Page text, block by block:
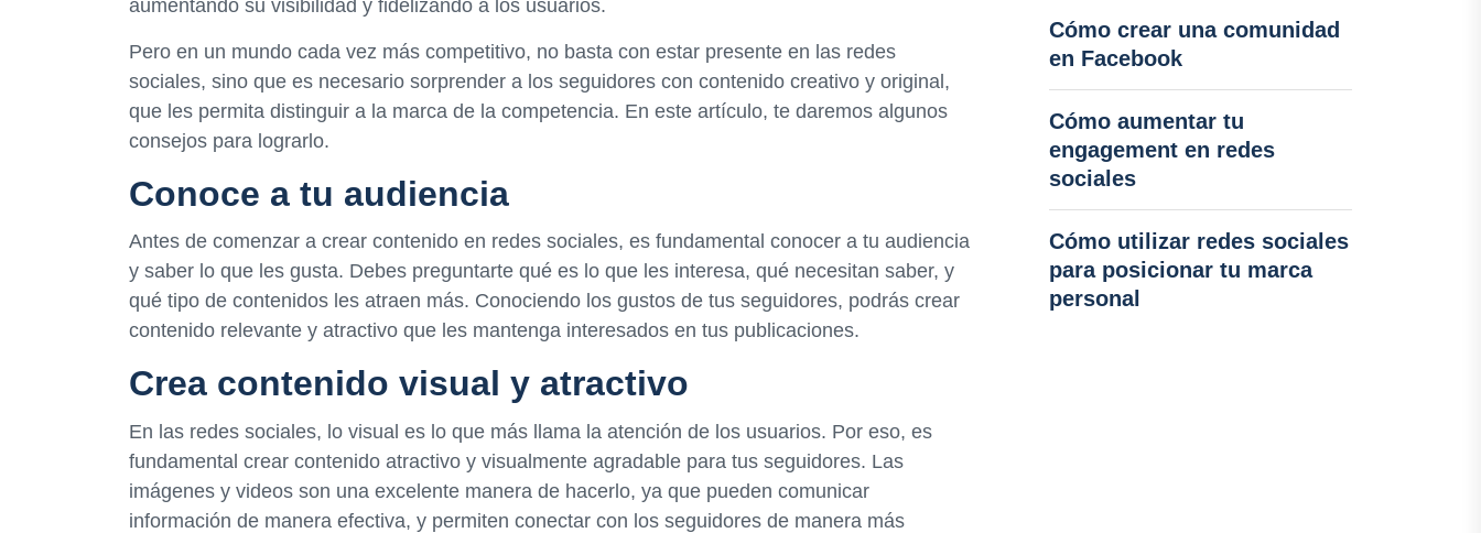
aumentando su visibilidad y fidelizando a los usuarios.
Pero en un mundo cada vez más competitivo, no basta con estar presente en las redes
sociales, sino que es necesario sorprender a los seguidores con contenido creativo y original,
que les permita distinguir a la marca de la competencia. En este artículo, te daremos algunos
consejos para lograrlo.
Conoce a tu audiencia
Antes de comenzar a crear contenido en redes sociales, es fundamental conocer a tu audiencia
y saber lo que les gusta. Debes preguntarte qué es lo que les interesa, qué necesitan saber, y
qué tipo de contenidos les atraen más. Conociendo los gustos de tus seguidores, podrás crear
contenido relevante y atractivo que les mantenga interesados en tus publicaciones.
Crea contenido visual y atractivo
En las redes sociales, lo visual es lo que más llama la atención de los usuarios. Por eso, es
fundamental crear contenido atractivo y visualmente agradable para tus seguidores. Las
imágenes y videos son una excelente manera de hacerlo, ya que pueden comunicar
información de manera efectiva, y permiten conectar con los seguidores de manera más
Cómo crear una comunidad
en Facebook
Cómo aumentar tu
engagement en redes
sociales
Cómo utilizar redes sociales
para posicionar tu marca
personal